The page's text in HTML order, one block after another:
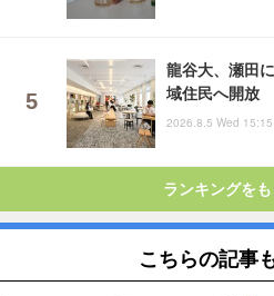
龍谷大、瀬田
域住民へ開放
2026.8.5 Wed 15:15
ランキングを
こちらの記事